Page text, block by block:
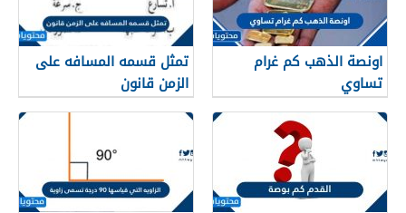
اونصة الذهب كم غرام
تساوي
تمثل قسمه المسافه على
الزمن قانون